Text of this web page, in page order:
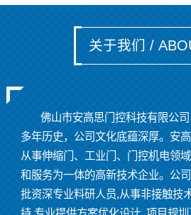
关于我们 /
佛山市安高思门控科技有限公司
多年历史，公司文化底蕴深厚。安
从事伸缩门、工业门、门控机电领
和服务为一体的高新技术企业。公
批资深专业料研人员,从事非接触技